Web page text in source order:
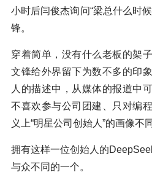
小时后闫俊杰询问“梁总什么时
锋。
穿着简单，没有什么老板的架
文锋给外界留下为数不多的印
人的描述中，从媒体的报道中
不喜欢参与公司团建、只对编
义上“明星公司创始人”的画像不同
拥有这样一位创始人的
与众不同的一个。